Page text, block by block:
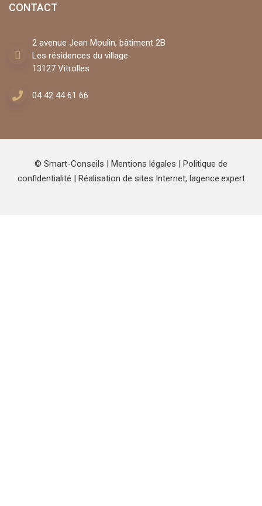
CONTACT
2 avenue Jean Moulin, bâtiment 2B
Les résidences du village
13127 Vitrolles
04 42 44 61 66
© Smart-Conseils | Mentions légales | Politique de
confidentialité | Réalisation de sites Internet, lagence.expert